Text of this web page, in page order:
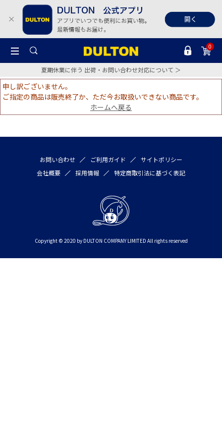
0
夏期休業に伴う 出荷・お問い合わせ対応について ＞
申し訳ございません。
ご指定の商品は販売終了か、ただ今お取扱いできない商品です。
ホームへ戻る
お問い合わせ ご利用ガイド
サイトポリシー
会社概要
採用情報 特定商取引法に基づく表記
Copyright © 2020 by DULTON COMPANY LIMITED All rights reserved